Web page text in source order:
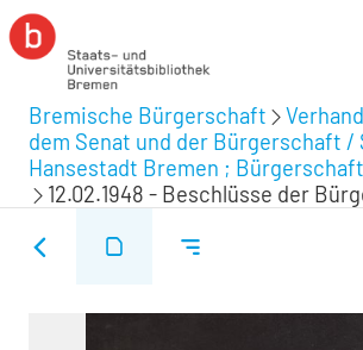
Bremische Bürgerschaft
dem Senat und der Bürgerschaft /
Hansestadt Bremen ;
12.02.1948 - Beschlüsse der